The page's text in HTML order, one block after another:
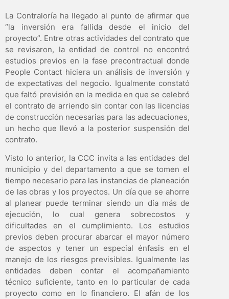
La Contraloría ha llegado al punto de afirmar que
“la inversión era fallida desde el inicio del
proyecto”. Entre otras actividades del contrato que
se revisaron, la entidad de control no encontró
estudios previos en la fase precontractual donde
People Contact hiciera un análisis de inversión y
de expectativas del negocio. Igualmente constató
que faltó previsión en la medida en que se celebró
el contrato de arriendo sin contar con las licencias
de construcción necesarias para las adecuaciones,
un hecho que llevó a la posterior suspensión del
contrato.
Visto lo anterior, la CCC invita a las entidades del
municipio y del departamento a que se tomen el
tiempo necesario para las instancias de planeación
de las obras y los proyectos. Un día que se ahorre
al planear puede terminar siendo un día más de
ejecución, lo cual genera sobrecostos y
dificultades en el cumplimiento. Los estudios
previos deben procurar abarcar el mayor número
de aspectos y tener un especial énfasis en el
manejo de los riesgos previsibles. Igualmente las
entidades deben contar el acompañamiento
técnico suficiente, tanto en lo particular de cada
proyecto como en lo financiero. El afán de los